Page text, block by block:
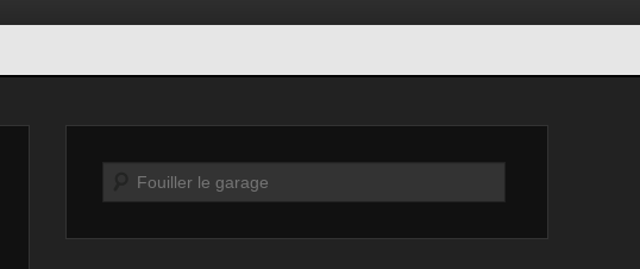
Recherche